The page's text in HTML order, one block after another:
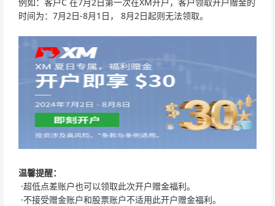
时间为：7月2日-8月1日， 8月2日起则无法领取。
温馨提醒：
·超低点差账户也可以领取此次开户赠金福利。
·不接受赠金账户和股票账户不适用此开户赠金福利。